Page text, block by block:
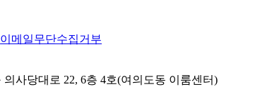
이메일무단수집거부
사당대로 22, 6층 4호(여의도동 이룸센터)